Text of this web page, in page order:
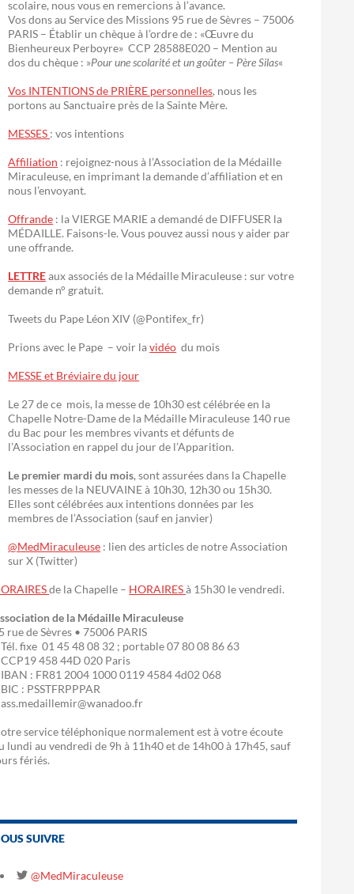
scolaire, nous vous en remercions à l’avance.
Vos dons au Service des Missions 95 rue de Sèvres – 75006
PARIS – Établir un chèque à l’ordre de : «Œuvre du
Bienheureux Perboyre» CCP 28588E020 – Mention au
dos du chèque : »Pour une scolarité et un goûter – Père Silas«
Vos INTENTIONS de PRIÈRE personnelles, nous les
portons au Sanctuaire près de la Sainte Mère.
MESSES : vos intentions
Affiliation : rejoignez-nous à l’Association de la Médaille
Miraculeuse, en imprimant la demande d’affiliation et en
nous l’envoyant.
Offrande : la VIERGE MARIE a demandé de DIFFUSER la
MÉDAILLE. Faisons-le. Vous pouvez aussi nous y aider par
une offrande.
LETTREaux associés de la Médaille Miraculeuse : sur votre
demande n° gratuit.
Tweets du Pape Léon XIV (@Pontifex_fr)
Prions avec le Pape – voir lavidéo du mois
MESSE et Bréviaire du jour
Le 27 de ce mois, la messe de 10h30 est célébrée en la
Chapelle Notre-Dame de la Médaille Miraculeuse 140 rue
du Bac pour les membres vivants et défunts de
l’Association en rappel du jour de l’Apparition.
Le premier mardi du mois, sont assurées dans la Chapelle
les messes de la NEUVAINE à 10h30, 12h30 ou 15h30.
Elles sont célébrées aux intentions données par les
membres de l’Association (sauf en janvier)
@MedMiraculeuse : lien des articles de notre Association
sur X (Twitter)
de la Chapelle – HORAIRESà 15h30 le vendredi.
de la Médaille Miraculeuse
rue de Sèvres • 75006 PARIS
fixe 01 45 48 08 32 ; portable 07 80 08 86 63
458 44D 020 Paris
: FR81 2004 1000 0119 4584 4d02 068
: PSSTFRPPPAR
service téléphonique normalement est à votre écoute
lundi au vendredi de 9h à 11h40 et de 14h00 à 17h45, sauf
fériés.
SUIVRE
@MedMiraculeuse